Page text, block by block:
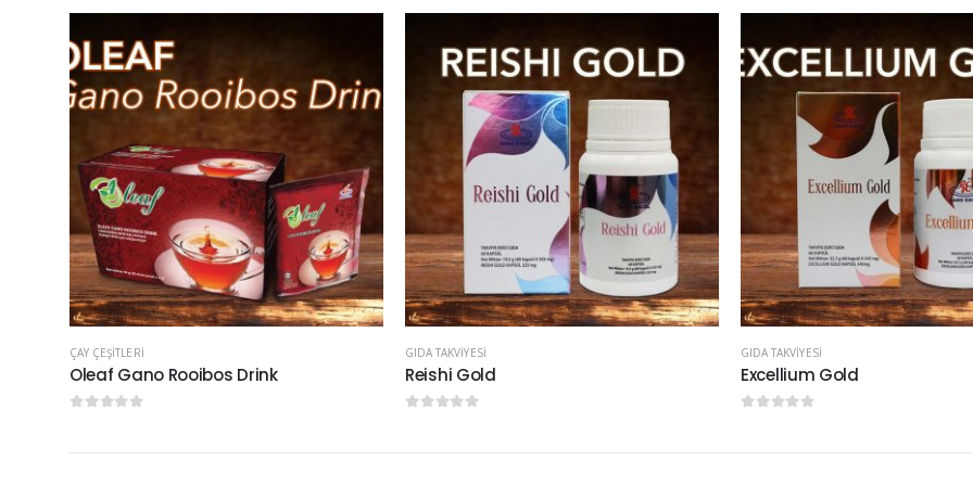
ÇAY ÇEŞITLERI
Oleaf Gano Rooibos Drink
GIDA TAKVIYESI
Reishi Gold
GIDA TAKVIYESI
Excellium Gold